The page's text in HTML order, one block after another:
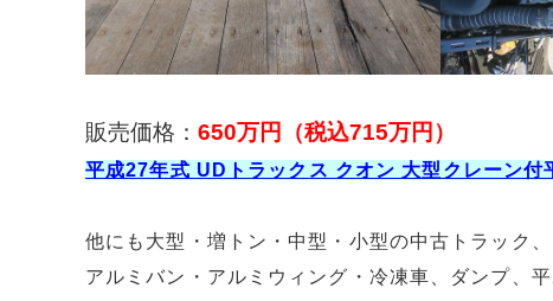
販売価格： 650万円（税込715万円）
平成27年式 UDトラックス クオン 大型クレーン
他にも大型・増トン・中型・小型の中古トラック、
アルミバン・アルミウィング・冷凍車、ダンプ、